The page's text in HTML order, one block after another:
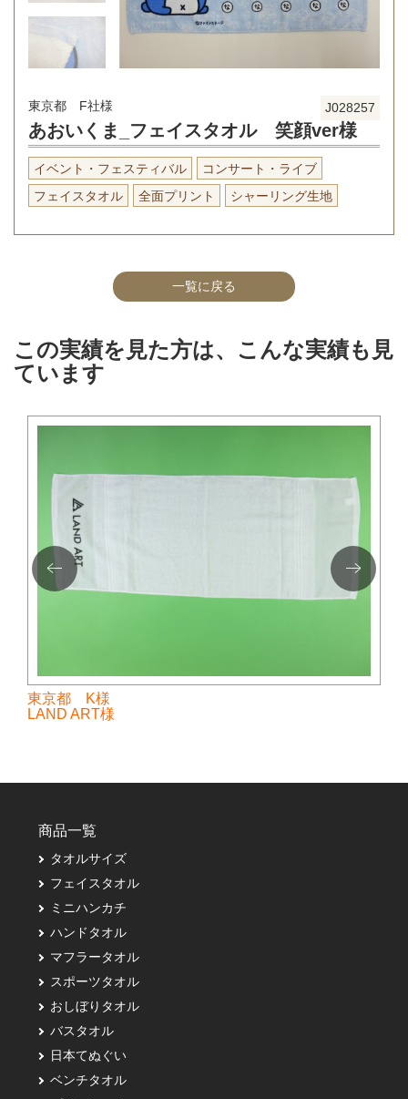
J028257
東京都 F社様
あおいくま_フェイスタオル 笑顔ver様
イベント・フェスティバル
コンサート・ライブ
フェイスタオル
全面プリント シャーリング生地
一覧に戻る
この実績を見た方は、こんな実績も見
ています
東京都 K様
LAND ART様
商品一覧
タオルサイズ
フェイスタオル
ミニハンカチ
ハンドタオル
マフラータオル
スポーツタオル
おしぼりタオル
バスタオル
日本てぬぐい
ベンチタオル